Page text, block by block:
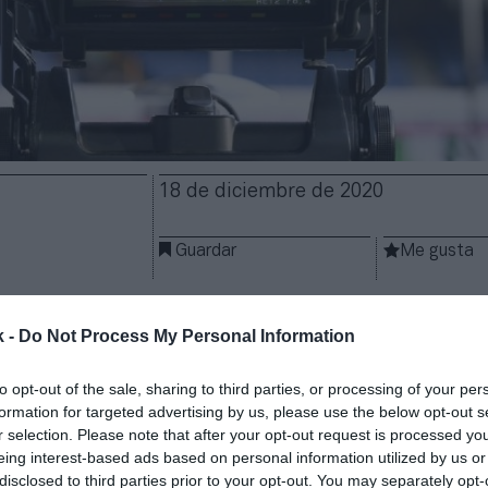
- Do Not Process My Personal Information
opt-out of the sale, sharing to third parties, or processing of your
for targeted advertising by us, please use the below opt-out
selection. Please note that after your opt-out request is processed
interest-based ads based on personal information utilized by us
to third parties prior to your opt-out. You may separately
18 de diciembre de 2020
Guardar Me gusta
de televisión en Italia. La gestora de la máxima
del ciclo 2021-2024, yel importe
millones de euros anuales si se cumplen sus
la agencia de noticiasAnsa .
mínimo que resulta de sumar el que se ha